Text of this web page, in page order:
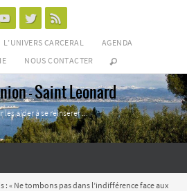
L’UNIVERS CARCERAL
AGENDA
NOUS CONTACTER
- Saint Leonard
les aider à se réinsérer ...
: « Ne tombons pas dans l’indifférence face aux